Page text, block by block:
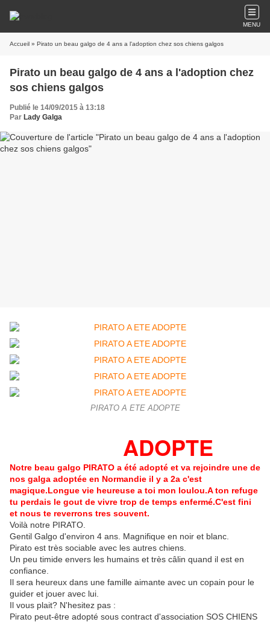
MENU
Accueil » Pirato un beau galgo de 4 ans a l'adoption chez sos chiens galgos
Pirato un beau galgo de 4 ans a l'adoption chez
sos chiens galgos
Publié le 14/09/2015 à 13:18
Par Lady Galga
PIRATO A ETE ADOPTE
ADOPTE
Notre beau galgo PIRATO a été adopté et va rejoindre une de
nos galga adoptée en Normandie il y a 2a c'est
magique.Longue vie heureuse a toi mon loulou.A ton refuge
tu perdais le gout de vivre trop de temps enfermé.C'est fini
et nous te reverrons tres souvent.
Voilà notre PIRATO.
Gentil Galgo d'environ 4 ans. Magnifique en noir et blanc.
Pirato est très sociable avec les autres chiens.
Un peu timide envers les humains et très câlin quand il est en
confiance.
Il sera heureux dans une famille aimante avec un copain pour le
guider et jouer avec lui.
Il vous plait? N'hesitez pas :
Pirato peut-être adopté sous contract d'association SOS CHIENS